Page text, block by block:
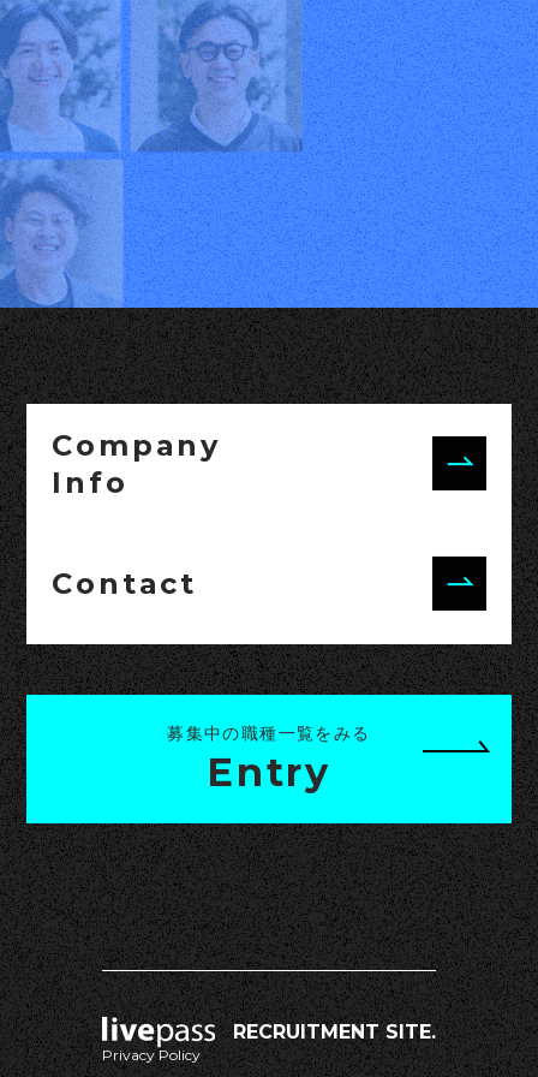
Company
Info
Contact
募集中の職種一覧をみる
Entry
RECRUITMENT SITE.
Privacy Policy